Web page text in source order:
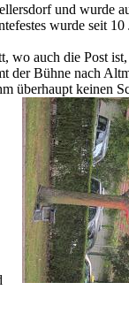
und wurde
wurde seit
wo auch die Post
der Bühne nach
überhaupt keinen